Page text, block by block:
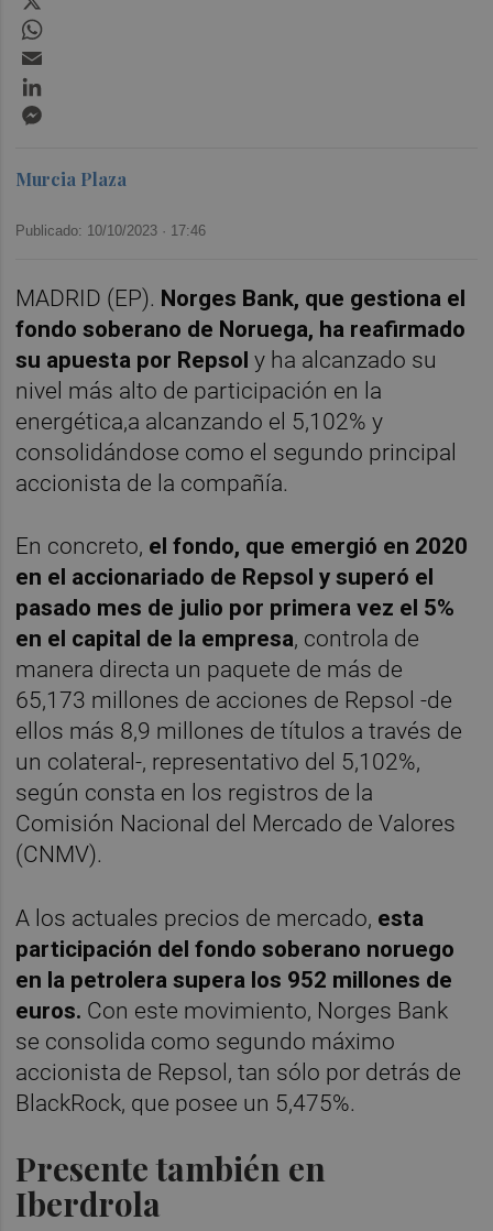
Murcia Plaza
Publicado: 10/10/2023 · 17:46
MADRID (EP). Norges Bank, que gestiona el
fondo soberano de Noruega, ha reafirmado
su apuesta por Repsoly ha alcanzado su
nivel más alto de participación en la
energética,a alcanzando el 5,102% y
consolidándose como el segundo principal
accionista de la compañía.
En concreto, el fondo, que emergió en 2020
en el accionariado de Repsol y superó el
pasado mes de julio por primera vez el 5%
en el capital de la empresa, controla de
manera directa un paquete de más de
65,173 millones de acciones de Repsol -de
ellos más 8,9 millones de títulos a través de
un colateral-, representativo del 5,102%,
según consta en los registros de la
Comisión Nacional del Mercado de Valores
(CNMV).
A los actuales precios de mercado, esta
participación del fondo soberano noruego
en la petrolera supera los 952 millones de
euros. Con este movimiento, Norges Bank
se consolida como segundo máximo
accionista de Repsol, tan sólo por detrás de
BlackRock, que posee un 5,475%.
Presente también en
Iberdrola